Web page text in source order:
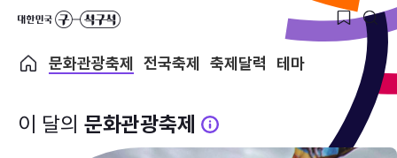
문화관광축제 전국축제 축제달력 테마
이 달의 문화관광축제